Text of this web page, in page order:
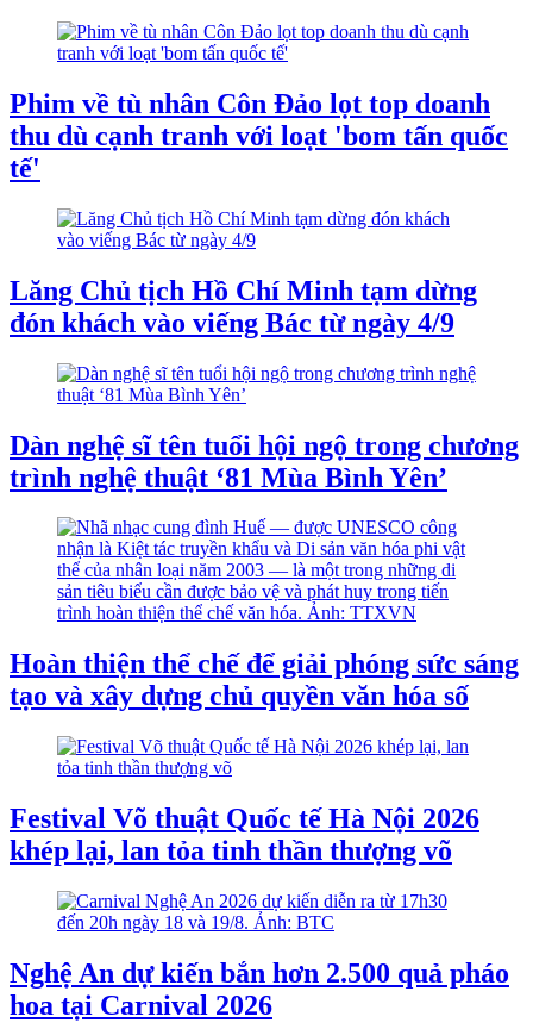
Phim về tù nhân Côn Đảo lọt top doanh
thu dù cạnh tranh với loạt 'bom tấn quốc
tế'
Lăng Chủ tịch Hồ Chí Minh tạm dừng
đón khách vào viếng Bác từ ngày 4/9
Dàn nghệ sĩ tên tuổi hội ngộ trong chương
trình nghệ thuật ‘81 Mùa Bình Yên’
Hoàn thiện thể chế để giải phóng sức sáng
tạo và xây dựng chủ quyền văn hóa số
Festival Võ thuật Quốc tế Hà Nội 2026
khép lại, lan tỏa tinh thần thượng võ
Nghệ An dự kiến bắn hơn 2.500 quả pháo
hoa tại Carnival 2026